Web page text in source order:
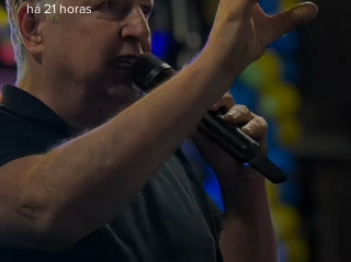
há 21 horas